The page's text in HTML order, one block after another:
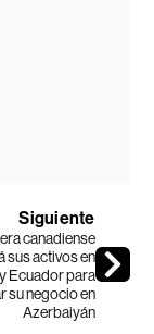
Siguiente
canadiense
sus activos en
Ecuador para
su negocio en
Azerbaiyán